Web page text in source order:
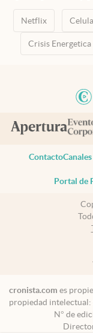
Netflix
Crisis Energetica
Contacto
Portal de
cronista.com es
propiedad
N° de